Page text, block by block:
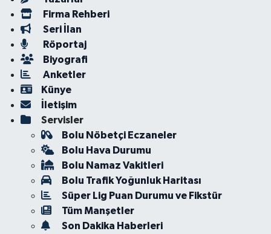
Firma Rehberi
Seri İlan
Röportaj
Biyografi
Anketler
Künye
İletişim
Servisler
Bolu Nöbetçi Eczaneler
Bolu Hava Durumu
Bolu Namaz Vakitleri
Bolu Trafik Yoğunluk Haritası
Süper Lig Puan Durumu ve Fikstür
Tüm Manşetler
Son Dakika Haberleri